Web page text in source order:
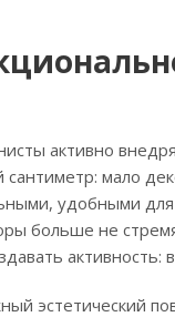
активно
мало
удобными
больше не
эстетический